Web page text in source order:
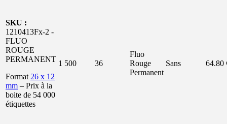
SKU :
1210413Fx-2 -
FLUO
ROUGE
PERMANENT
Format 26 x 12
mm – Prix à la
boite de 54 000
étiquettes
1 500 36
Fluo
Rouge
Permanent
Sans 64.80